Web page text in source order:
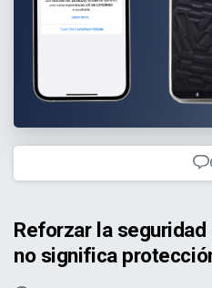
Reforzar la seguridad de un
Reforzar la
no significa